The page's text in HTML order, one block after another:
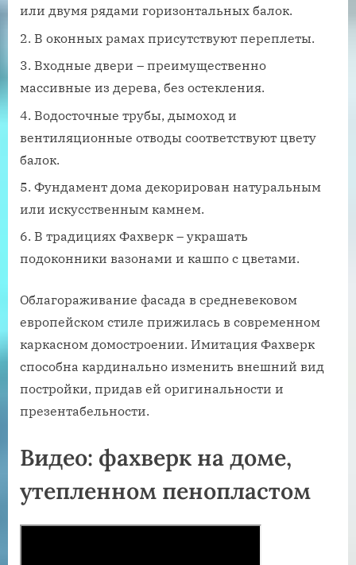
или двумя рядами горизонтальных балок.
В оконных рамах присутствуют переплеты.
Входные двери – преимущественно
массивные из дерева, без остекления.
Водосточные трубы, дымоход и
вентиляционные отводы соответствуют цвету
балок.
Фундамент дома декорирован натуральным
или искусственным камнем.
В традициях Фахверк – украшать
подоконники вазонами и кашпо с цветами.
Облагораживание фасада в средневековом
европейском стиле прижилась в современном
каркасном домостроении. Имитация Фахверк
способна кардинально изменить внешний вид
постройки, придав ей оригинальности и
презентабельности.
Видео: фахверк на доме,
утепленном пенопластом